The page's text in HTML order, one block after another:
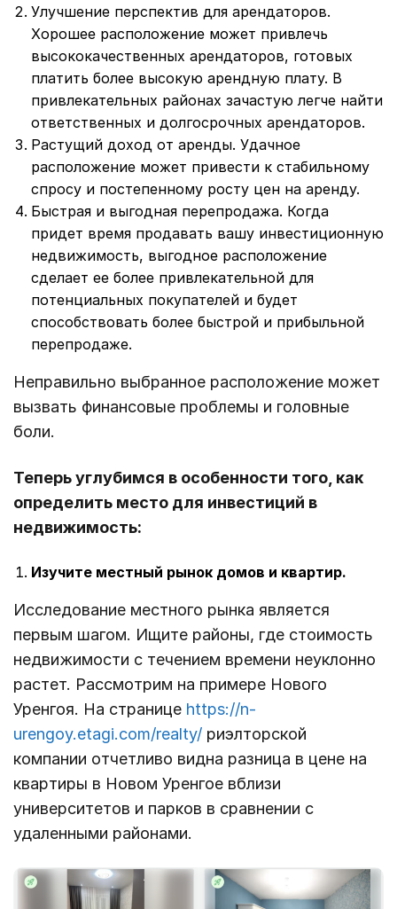
Улучшение перспектив для арендаторов.
Хорошее расположение может привлечь
высококачественных арендаторов, готовых
платить более высокую арендную плату. В
привлекательных районах зачастую легче найти
ответственных и долгосрочных арендаторов.
Растущий доход от аренды. Удачное
расположение может привести к стабильному
спросу и постепенному росту цен на аренду.
Быстрая и выгодная перепродажа. Когда
придет время продавать вашу инвестиционную
недвижимость, выгодное расположение
сделает ее более привлекательной для
потенциальных покупателей и будет
способствовать более быстрой и прибыльной
перепродаже.
Неправильно выбранное расположение может
вызвать финансовые проблемы и головные
боли.
Теперь углубимся в особенности того, как
определить место для инвестиций в
недвижимость:
Изучите местный рынок домов и квартир.
Исследование местного рынка является
первым шагом. Ищите районы, где стоимость
недвижимости с течением времени неуклонно
растет. Рассмотрим на примере Нового
Уренгоя. На странице https://n-
urengoy.etagi.com/realty/ риэлторской
компании отчетливо видна разница в цене на
квартиры в Новом Уренгое вблизи
университетов и парков в сравнении с
удаленными районами.